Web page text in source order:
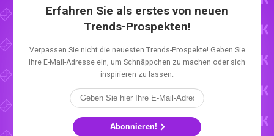
Erfahren Sie als erstes von neuen
Trends-Prospekten!
Verpassen Sie nicht die neuesten Trends-Prospekte! Geben Sie
Ihre E-Mail-Adresse ein, um Schnäppchen zu machen oder sich
inspirieren zu lassen.
Abonnieren!